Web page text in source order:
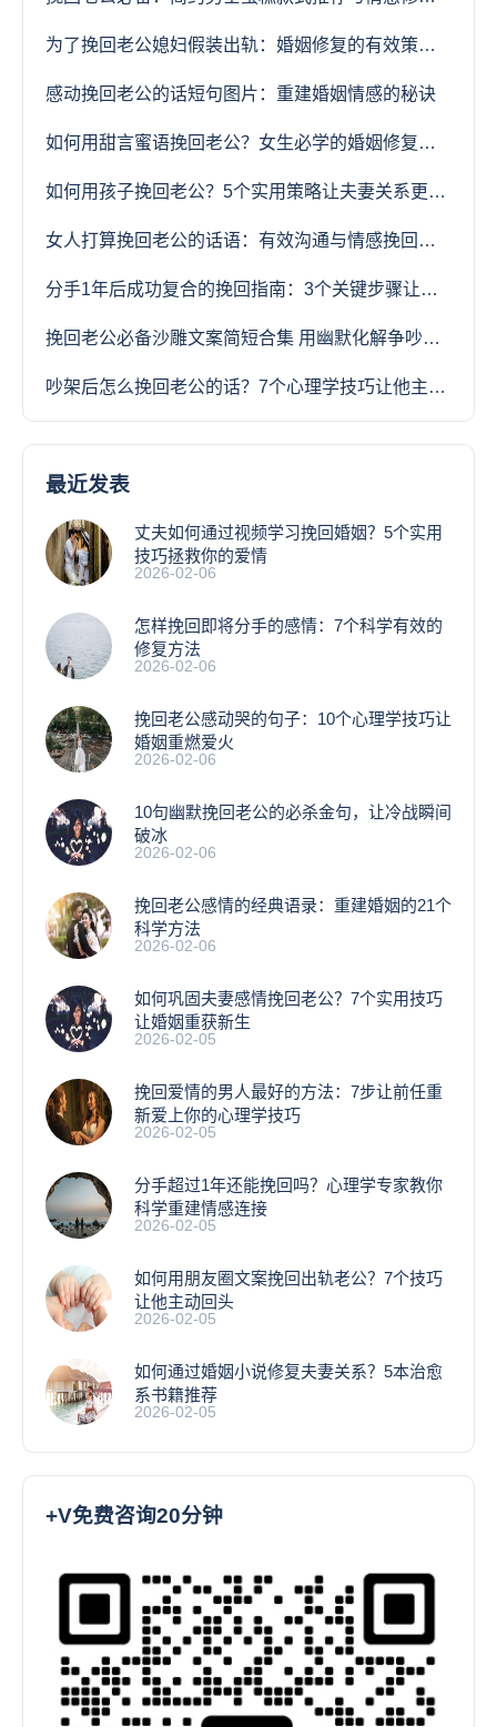
为了挽回老公媳妇假装出轨：婚姻修复的有效策略与风险分析
感动挽回老公的话短句图片：重建婚姻情感的秘诀
如何用甜言蜜语挽回老公？女生必学的婚姻修复技巧
如何用孩子挽回老公？5个实用策略让夫妻关系更紧密
女人打算挽回老公的话语：有效沟通与情感挽回技巧
分手1年后成功复合的挽回指南：3个关键步骤让旧爱重生
挽回老公必备沙雕文案简短合集 用幽默化解争吵让感情回温
吵架后怎么挽回老公的话？7个心理学技巧让他主动回头
最近发表
丈夫如何通过视频学习挽回婚姻？5个实用
技巧拯救你的爱情
2026-02-06
怎样挽回即将分手的感情：7个科学有效的
修复方法
2026-02-06
挽回老公感动哭的句子：10个心理学技巧让
婚姻重燃爱火
2026-02-06
10句幽默挽回老公的必杀金句，让冷战瞬间
破冰
2026-02-06
挽回老公感情的经典语录：重建婚姻的21个
科学方法
2026-02-06
如何巩固夫妻感情挽回老公？7个实用技巧
让婚姻重获新生
2026-02-05
挽回爱情的男人最好的方法：7步让前任重
新爱上你的心理学技巧
2026-02-05
分手超过1年还能挽回吗？心理学专家教你
科学重建情感连接
2026-02-05
如何用朋友圈文案挽回出轨老公？7个技巧
让他主动回头
2026-02-05
如何通过婚姻小说修复夫妻关系？5本治愈
系书籍推荐
2026-02-05
+V免费咨询20分钟